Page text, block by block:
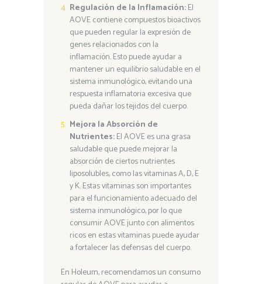
Regulación de la Inflamación:El
AOVE contiene compuestos bioactivos
que pueden regular la expresión de
genes relacionados con la
inflamación. Esto puede ayudar a
mantener un equilibrio saludable en el
sistema inmunológico, evitando una
respuesta inflamatoria excesiva que
pueda dañar los tejidos del cuerpo.
Mejora la Absorción de
Nutrientes:El AOVE es una grasa
saludable que puede mejorar la
absorción de ciertos nutrientes
liposolubles, como las vitaminas A, D, E
y K. Estas vitaminas son importantes
para el funcionamiento adecuado del
sistema inmunológico, por lo que
consumir AOVE junto con alimentos
ricos en estas vitaminas puede ayudar
a fortalecer las defensas del cuerpo.
En Holeum, recomendamos un consumo